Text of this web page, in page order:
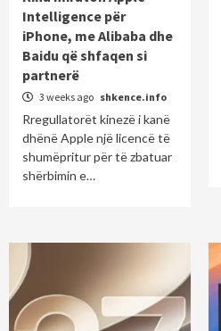
Intelligence për
iPhone, me Alibaba dhe
Baidu që shfaqen si
partnerë
3 weeks ago shkence.info
Rregullatorët kinezë i kanë
dhënë Apple një licencë të
shumëpritur për të zbatuar
shërbimin e…